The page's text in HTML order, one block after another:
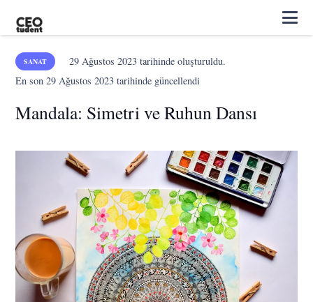
SANAT 29 Ağustos 2023tarihinde oluşturuldu.
En son29 Ağustos 2023 tarihinde güncellendi
Mandala: Simetri ve Ruhun Dansı